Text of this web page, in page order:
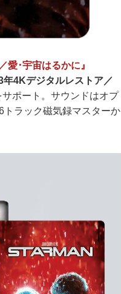
愛･宇宙はるかに』
年4Kデジタルレストア／
サポート。サウンドはオプ
トラック磁気録マスターか